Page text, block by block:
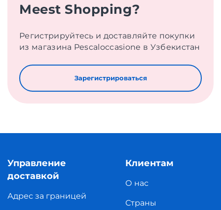
Meest Shopping?
Регистрируйтесь и доставляйте покупки
из магазина Pescaloccasione в Узбекистан
Зарегистрироваться
Управление
доставкой
Адрес за границей
Клиентам
О нас
Страны